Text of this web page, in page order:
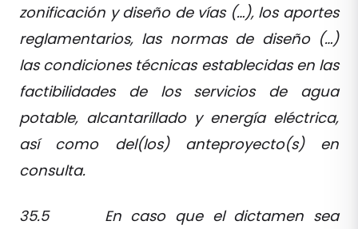
zonificación y diseño de vías (…), los aportes
reglamentarios, las normas de diseño (…)
las condiciones técnicas establecidas en las
factibilidades de los servicios de agua
potable, alcantarillado y energía eléctrica,
así como del(los) anteproyecto(s) en
consulta.
35.5 En caso que el dictamen sea